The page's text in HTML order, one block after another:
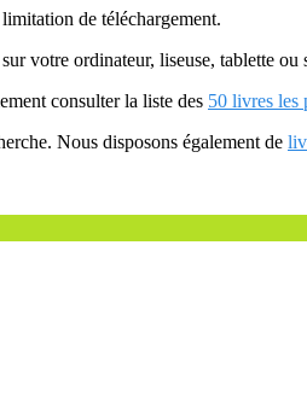
de téléchargement.
votre ordinateur, liseuse, tablette ou
consulter la liste des 50 livres les
Nous disposons également de